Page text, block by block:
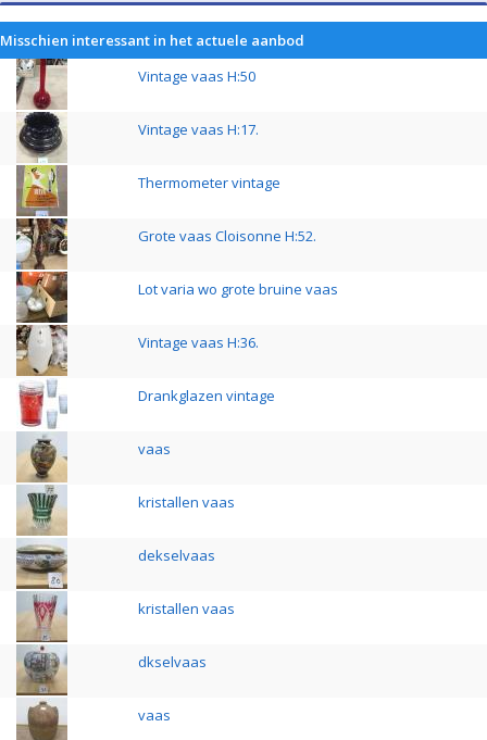
Misschien interessant in het actuele aanbod
Vintage vaas H:50
Vintage vaas H:17.
Thermometer vintage
Grote vaas Cloisonne H:52.
Lot varia wo grote bruine vaas
Vintage vaas H:36.
Drankglazen vintage
vaas
kristallen vaas
dekselvaas
kristallen vaas
dkselvaas
vaas